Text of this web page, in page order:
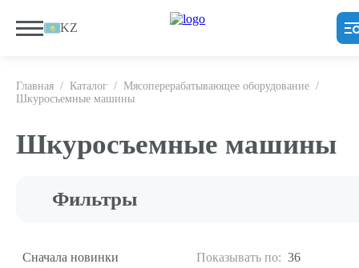
KZ
Главная / Каталог / Мясоперерабатывающее оборудование /
Шкуросъемные машины
Шкуросъемные машины
Фильтры
Сначала новинки Показывать по: 36